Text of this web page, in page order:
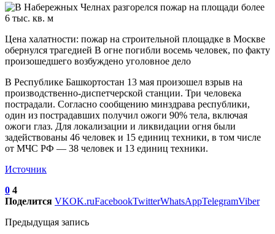
Цена халатности: пожар на строительной площадке в Москве
обернулся трагедией В огне погибли восемь человек, по факту
произошедшего возбуждено уголовное дело
В Республике Башкортостан 13 мая произошел взрыв на
производственно-диспетчерской станции. Три человека
пострадали. Согласно сообщению минздрава республики,
один из пострадавших получил ожоги 90% тела, включая
ожоги глаз. Для локализации и ликвидации огня были
задействованы 46 человек и 15 единиц техники, в том числе
от МЧС РФ — 38 человек и 13 единиц техники.
Источник
0 4
Поделится VKOK.ruFacebookTwitterWhatsAppTelegramViber
Предыдущая запись